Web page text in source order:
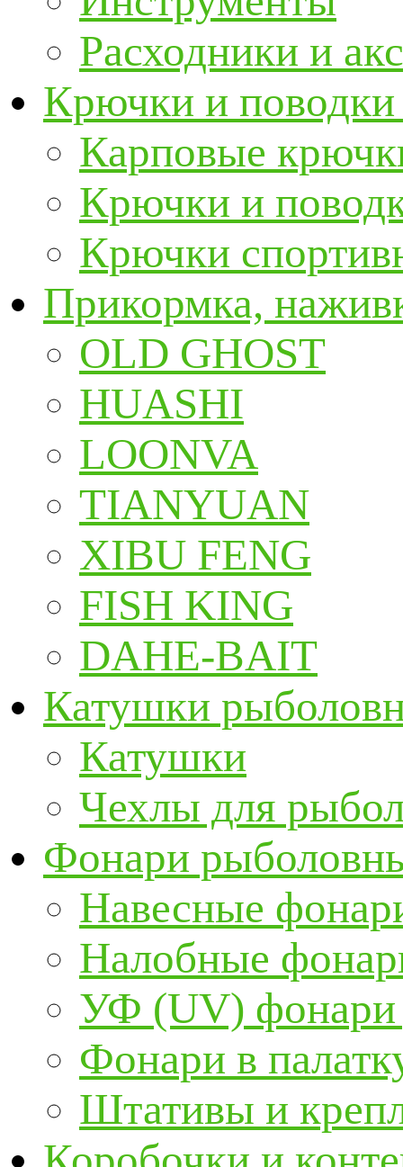
Расходники и
Крючки и
Карповые
Крючки и
Крючки
Прикормка,
OLD GHOST
HUASHI
LOONVA
TIANYUAN
XIBU FENG
FISH KING
DAHE-BAIT
Катушки
Катушки
Чехлы для
Фонари
Навесные
Налобные
УФ (UV) фонари
Фонари в
Штативы и